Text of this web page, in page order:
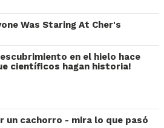
Was Staring At Cher's
en el hielo hace
científicos hagan historia!
un cachorro - mira lo que pasó